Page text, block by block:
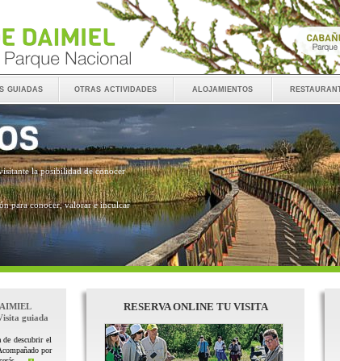
guiadas otras actividades alojamientos
la posibilidad de conocer
para conocer, valorar e inculcar
guiada
descubrir el
por
RESERVA ONLINE TU VISITA